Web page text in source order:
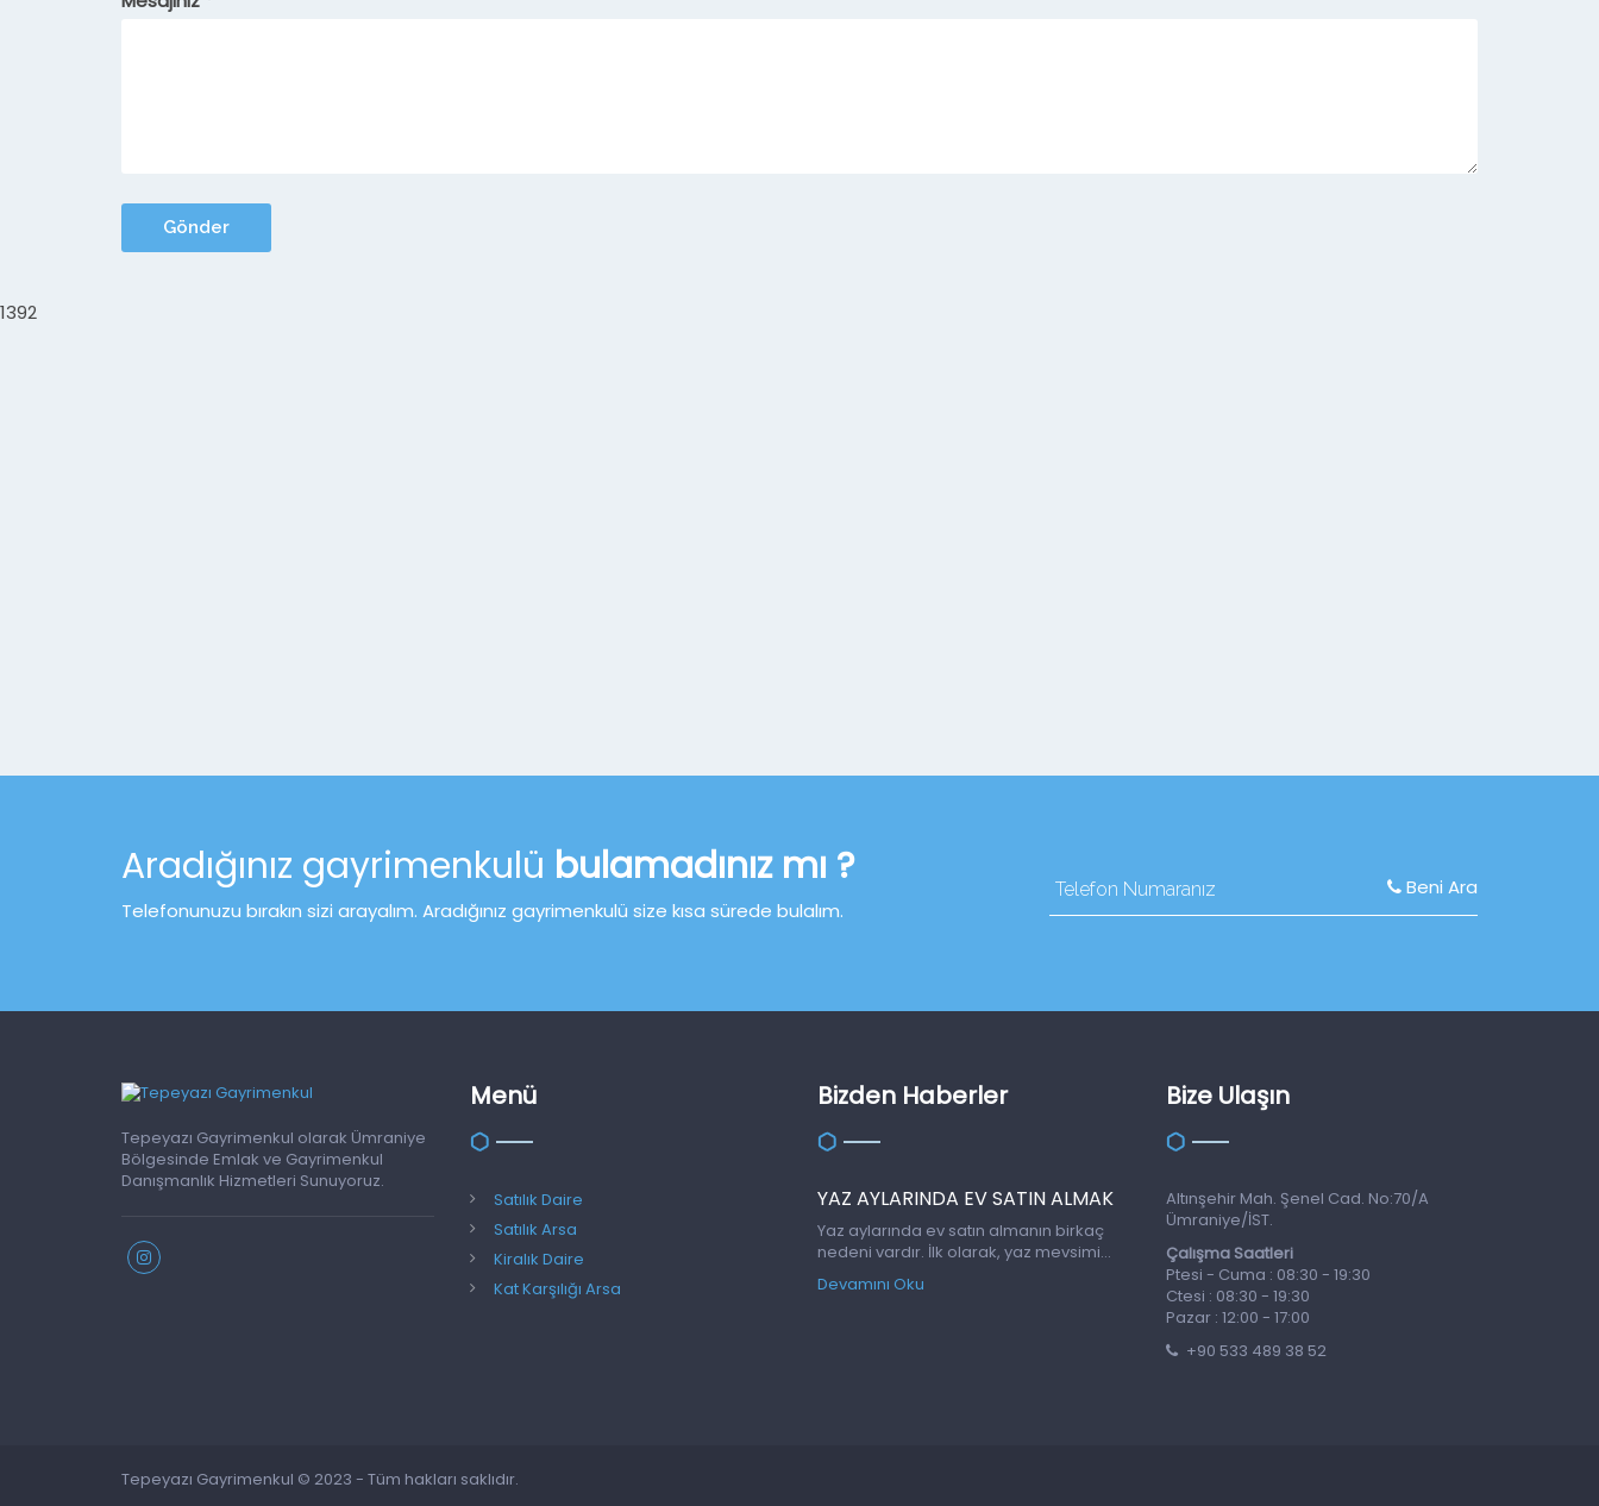
1392
Aradığınız gayrimenkulü bulamadınız mı ?
Telefonunuzu bırakın sizi arayalım. Aradığınız gayrimenkulü size kısa sürede bulalım.
Beni Ara
Tepeyazı Gayrimenkul olarak Ümraniye
Bölgesinde Emlak ve Gayrimenkul
Danışmanlık Hizmetleri Sunuyoruz.
Menü
Satılık Daire
Satılık Arsa
Kiralık Daire
Kat Karşılığı Arsa
Bizden Haberler
YAZ AYLARINDA EV SATIN ALMAK
Yaz aylarında ev satın almanın birkaç
nedeni vardır. İlk olarak, yaz mevsimi
genellikle güneşli ve sıcak hava ile gelir,
bu da evleri daha iyi değerlendirmek
Devamını Oku
Bize Ulaşın
Altınşehir Mah. Şenel Cad. No:70/A
Ümraniye/İST.
Çalışma Saatleri
Ptesi - Cuma : 08:30 - 19:30
Ctesi : 08:30 - 19:30
Pazar : 12:00 - 17:00
+90 533 489 38 52
Tepeyazı Gayrimenkul © 2023 - Tüm hakları saklıdır.